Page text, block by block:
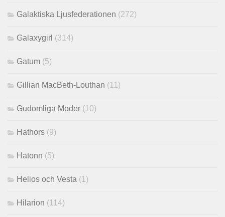
Galaktiska Ljusfederationen (272)
Galaxygirl (314)
Gatum (5)
Gillian MacBeth-Louthan (11)
Gudomliga Moder (10)
Hathors (9)
Hatonn (5)
Helios och Vesta (1)
Hilarion (114)